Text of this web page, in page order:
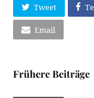
Tweet
Email
Frühere Beiträge